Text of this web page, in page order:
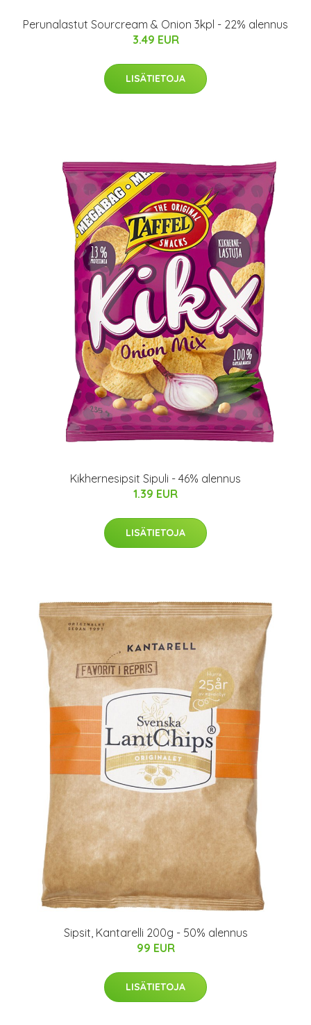
Perunalastut Sourcream & Onion 3kpl - 22% alennus
3.49 EUR
LISÄTIETOJA
Kikhernesipsit Sipuli - 46% alennus
1.39 EUR
LISÄTIETOJA
Sipsit, Kantarelli 200g - 50% alennus
99 EUR
LISÄTIETOJA